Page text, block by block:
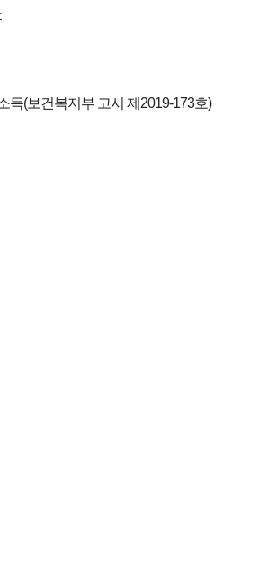
득(보건복지부 고시 제2019-173호)